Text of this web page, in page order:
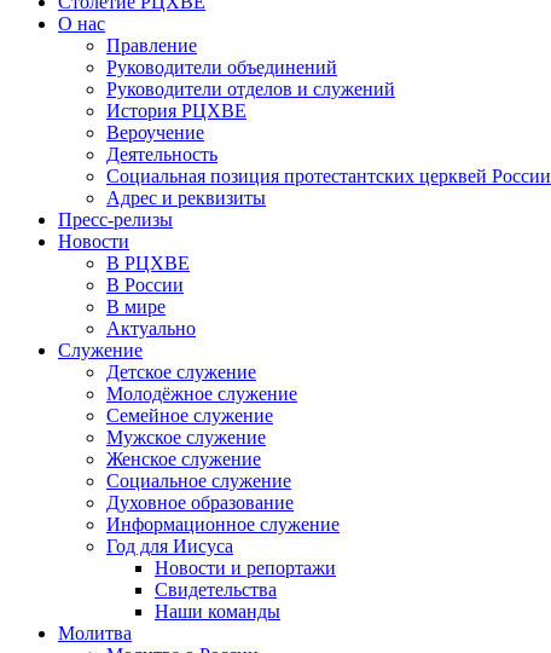
О нас
Правление
Руководители объединений
Руководители отделов и служений
История РЦХВЕ
Вероучение
Деятельность
Социальная позиция протестантских церквей России
Адрес и реквизиты
Пресс-релизы
Новости
В РЦХВЕ
В России
В мире
Актуально
Служение
Детское служение
Молодёжное служение
Семейное служение
Мужское служение
Женское служение
Социальное служение
Духовное образование
Информационное служение
Год для Иисуса
Новости и репортажи
Свидетельства
Наши команды
Молитва